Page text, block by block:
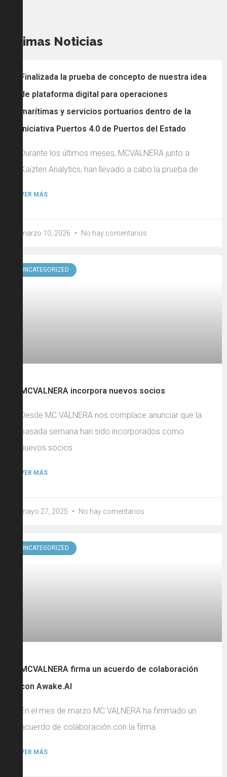
Últimas Noticias
Finalizada la prueba de concepto de nuestra idea
de plataforma digital para operaciones
marítimas y servicios portuarios dentro de la
iniciativa Puertos 4.0 de Puertos del Estado
Durante los últimos meses, MCVALNERA junto a
Kaizten Analytics, han llevado a cabo la prueba de
VER MÁS
marzo 10, 2026 No hay comentarios
UNCATEGORIZED
MCVALNERA incorpora nuevos socios
Desde MC VALNERA nos complace anunciar que la
pasada semana han sido incorporados como
nuevos socios
VER MÁS
mayo 27, 2025 No hay comentarios
UNCATEGORIZED
MCVALNERA firma un acuerdo de colaboración
con Awake.AI
En el mes de marzo MC VALNERA ha firnmado un
acuerdo de colaboración con la firma
VER MÁS